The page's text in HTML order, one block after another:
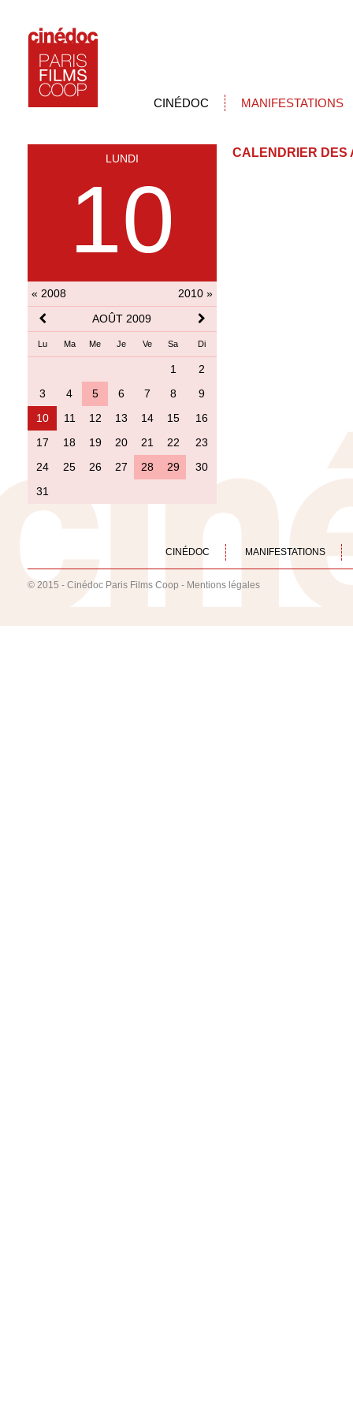
CINÉDOC MANIFESTATIONS
LUNDI
10
« 2008
2010 »
AOÛT 2009
Lu Ma Me Je Ve Sa Di
1
2
3
4 5 6 7 8
9
10
11 12 13 14 15
16
17
18 19 20 21 22
23
24
25 26 27 28 29
30
31
CALENDRIER DES
CINÉDOC MANIFESTATIONS
© 2015 - Cinédoc Paris Films Coop - Mentions légales